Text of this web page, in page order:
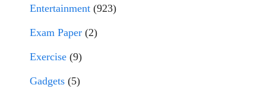
Entertainment (923)
Exam Paper (2)
Exercise (9)
Gadgets (5)